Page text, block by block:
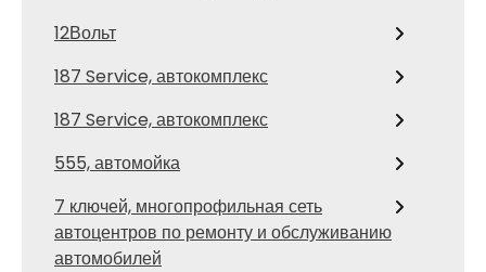
12Вольт
187 Service, автокомплекс
187 Service, автокомплекс
555, автомойка
7 ключей, многопрофильная сеть
автоцентров по ремонту и обслуживанию
автомобилей